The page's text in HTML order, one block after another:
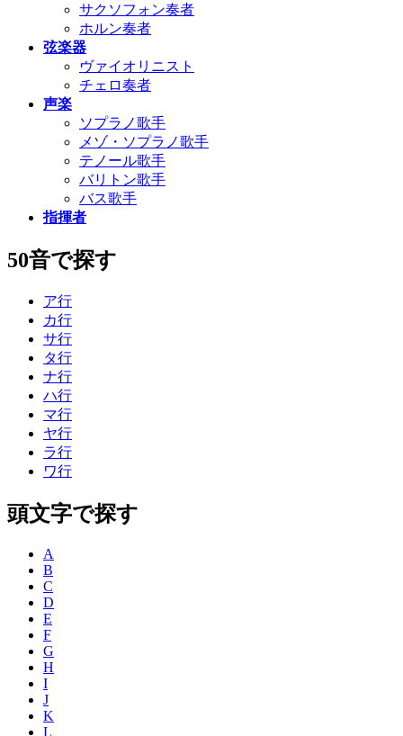
サクソフォン奏者
ホルン奏者
弦楽器
ヴァイオリニスト
チェロ奏者
声楽
ソプラノ歌手
メゾ・ソプラノ歌手
テノール歌手
バリトン歌手
バス歌手
指揮者
50音で探す
ア行
カ行
サ行
タ行
ナ行
ハ行
マ行
ヤ行
ラ行
ワ行
頭文字で探す
A
B
C
D
E
F
G
H
I
J
K
L